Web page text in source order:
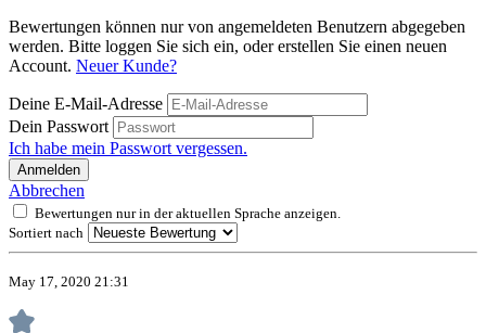
Bewertungen können nur von angemeldeten Benutzern abgegeben
werden. Bitte loggen Sie sich ein, oder erstellen Sie einen neuen
Account. Neuer Kunde?
Deine E-Mail-Adresse
Dein Passwort
Ich habe mein Passwort vergessen.
Anmelden
Abbrechen
Bewertungen nur in der aktuellen Sprache anzeigen.
Sortiert nach
May 17, 2020 21:31